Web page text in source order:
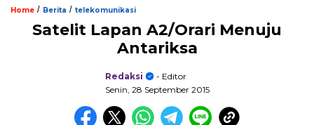
Home / Berita / telekomunikasi
Satelit Lapan A2/Orari Menuju
Antariksa
Redaksi
- Editor
Senin, 28 September 2015